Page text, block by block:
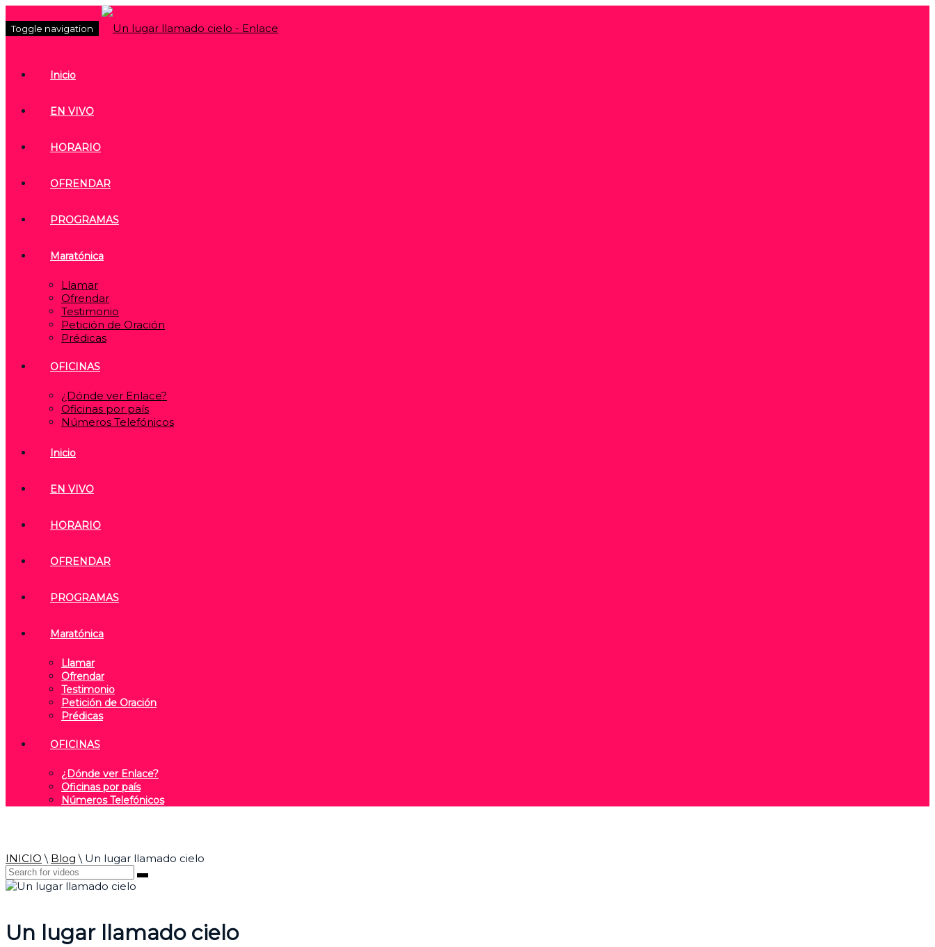
Toggle navigation
Inicio
EN VIVO
HORARIO
OFRENDAR
PROGRAMAS
Maratónica
Llamar
Ofrendar
Testimonio
Petición de Oración
Prédicas
OFICINAS
¿Dónde ver Enlace?
Oficinas por país
Números Telefónicos
Inicio
EN VIVO
HORARIO
OFRENDAR
PROGRAMAS
Maratónica
Llamar
Ofrendar
Testimonio
Petición de Oración
Prédicas
OFICINAS
¿Dónde ver Enlace?
Oficinas por país
Números Telefónicos
INICIO \ Blog \ Un lugar llamado cielo
Un lugar llamado cielo